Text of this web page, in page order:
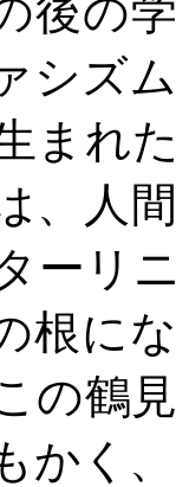
後の
シズ
まれ
、人
ーリ
根に
の鶴
かく